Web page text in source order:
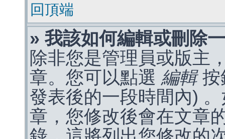
回頂端
» 我該如何編輯或刪除
除非您是管理員或版主
章。您可以點選 編輯按
發表後的一段時間內)
章，您修改後會在文章